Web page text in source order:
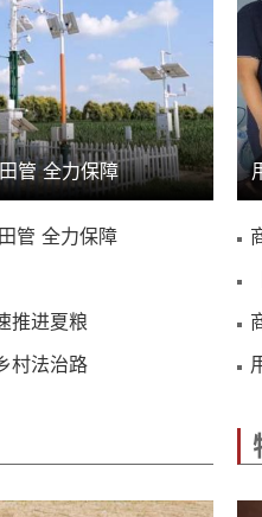
管 全力保障
管 全力保障
推进夏粮
村法治路